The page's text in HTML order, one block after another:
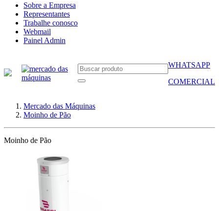
Sobre a Empresa
Representantes
Trabalhe conosco
Webmail
Painel Admin
WHATSAPP
COMERCIAL
Mercado das Máquinas
Moinho de Pão
Moinho de Pão